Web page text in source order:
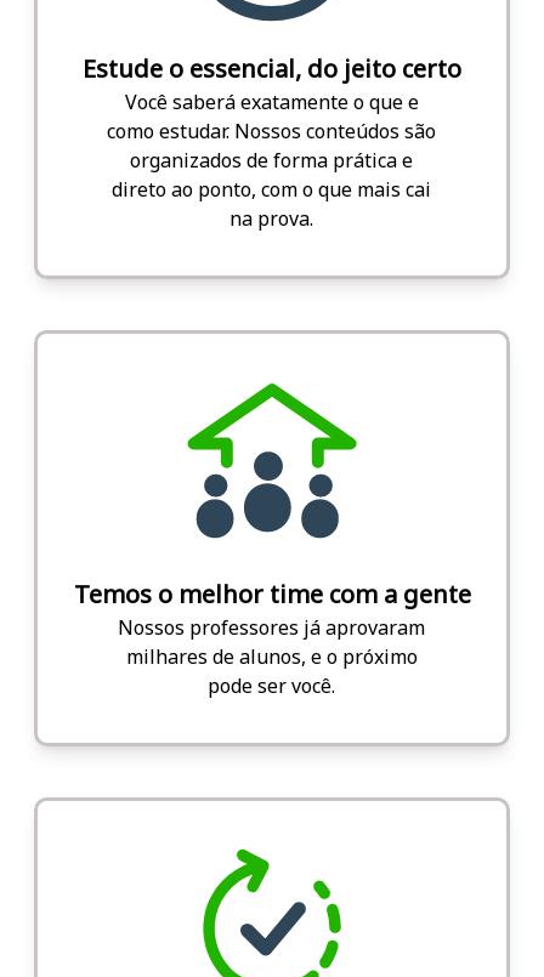
Estude o essencial, do jeito certo
Você saberá exatamente o que e
como estudar. Nossos conteúdos são
organizados de forma prática e
direto ao ponto, com o que mais cai
na prova.
Temos o melhor time com a gente
Nossos professores já aprovaram
milhares de alunos, e o próximo
pode ser você.